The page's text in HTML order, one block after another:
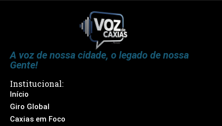
A voz de nossa cidade, o legado de nossa
Gente!
Institucional:
Início
Giro Global
Caxias em Foco